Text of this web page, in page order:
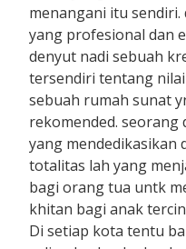
menangani itu
yang profesional dan
denyut nadi sebuah
tersendiri tentang
sebuah rumah sunat
rekomended.
yang mendedikasikan
totalitas lah yang
bagi orang tua untk
khitan bagi anak
Di setiap kota tentu